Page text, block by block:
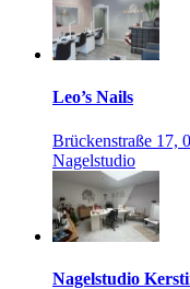
Leo’s Nails
Brückenstraße 17,
Nagelstudio
Nagelstudio